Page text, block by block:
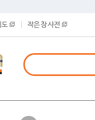
도 작은 창 사전